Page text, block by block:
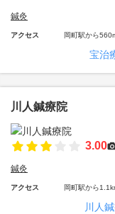
鍼灸
アクセス 岡町駅から
宝治
川人鍼療院
3.00
鍼灸
アクセス 岡町駅から
川人